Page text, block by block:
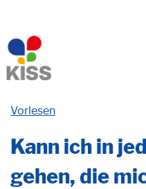
Vorlesen
Kann ich in
gehen, die